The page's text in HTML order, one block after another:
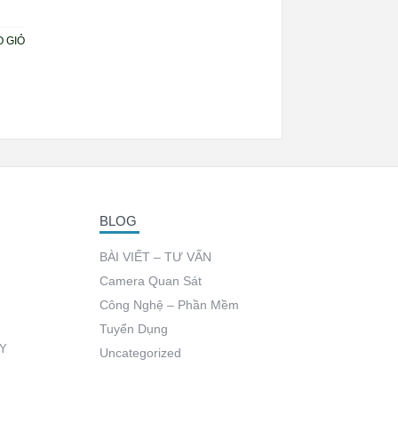
GIỎ
BLOG
BÀI VIẾT – TƯ VẤN
Camera Quan Sát
Công Nghệ – Phần Mềm
Tuyển Dụng
Uncategorized